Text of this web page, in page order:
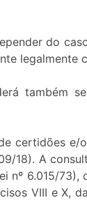
do
também
certidões
18). A
nº 6.015/
VIII e